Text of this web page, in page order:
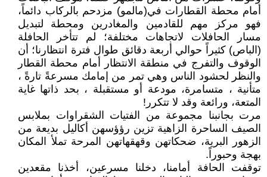
أمام محطة القطارات في(مالمو) مزدحم بالركاب دائماً،
فهو مركز مهم للقادمين والمغادرين ومحطة لتبديل
مسار الحافلات لاتجاهات مختلفة؛ لم تتأخر الحافلة
(الباص) كثيراً حوالي أربعة دقائق طوال فترة انتظارنا؛ أن
الوقوف والتفرج في منطقة الانتظار أمام محطة القطار
والنظر لحشود الناس وهي تمر من إمامك مسرعةً تارةً ،
متأنية ، متسامرة، مودعة أو مستقبلة ، بحد ذاتها غاية
المتعة، ورائعة وقد لا تتكرر!
مرت بجانبنا مجموعة من الفتيات الشقراوات بملابس
الصيف الساحرة الزاهية تزين رؤؤسهن أكاليل بديعة من
الزهور البرية، ضحكاتهن وقهقهاتهن المرحة تملأ المكان
بهجة وحبوراً.
توقفت الحافة أمامنا، دخلنا مسرعين، أخذنا مقعدين